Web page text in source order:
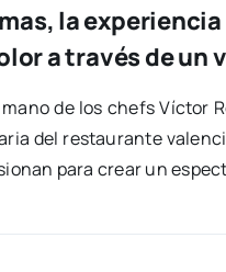
la
a través de un
mano de los chefs Víc­tor
del res­tau­ran­te
para crear un